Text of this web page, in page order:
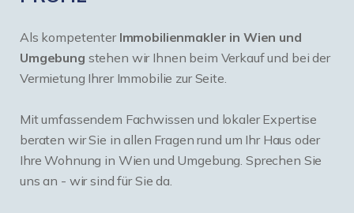
Als kompetenter Immobilienmakler in Wien und
Umgebung stehen wir Ihnen beim Verkauf und bei der
Vermietung Ihrer Immobilie zur Seite.
Mit umfassendem Fachwissen und lokaler Expertise
beraten wir Sie in allen Fragen rund um Ihr Haus oder
Ihre Wohnung in Wien und Umgebung. Sprechen Sie
uns an - wir sind für Sie da.